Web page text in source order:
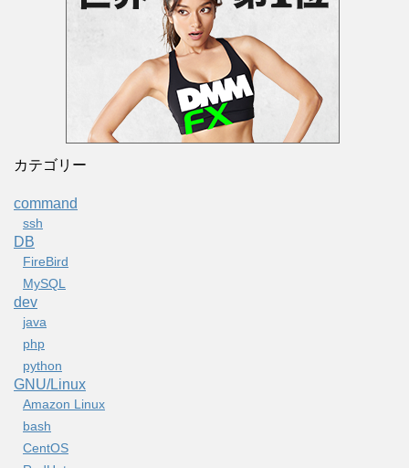
カテゴリー
command
ssh
DB
FireBird
MySQL
dev
java
php
python
GNU/Linux
Amazon Linux
bash
CentOS